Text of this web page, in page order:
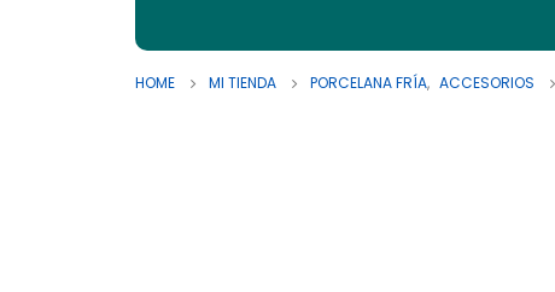
HOME MI TIENDA PORCELANA FRÍA, ACCESORIOS